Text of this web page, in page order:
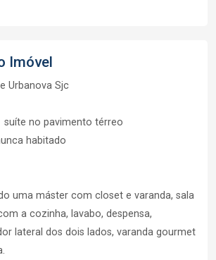
Imóvel
Urbanova Sjc
suíte no pavimento térreo
habitado
uma máster com closet e varanda, sala
a cozinha, lavabo, despensa,
lateral dos dois lados, varanda gourmet